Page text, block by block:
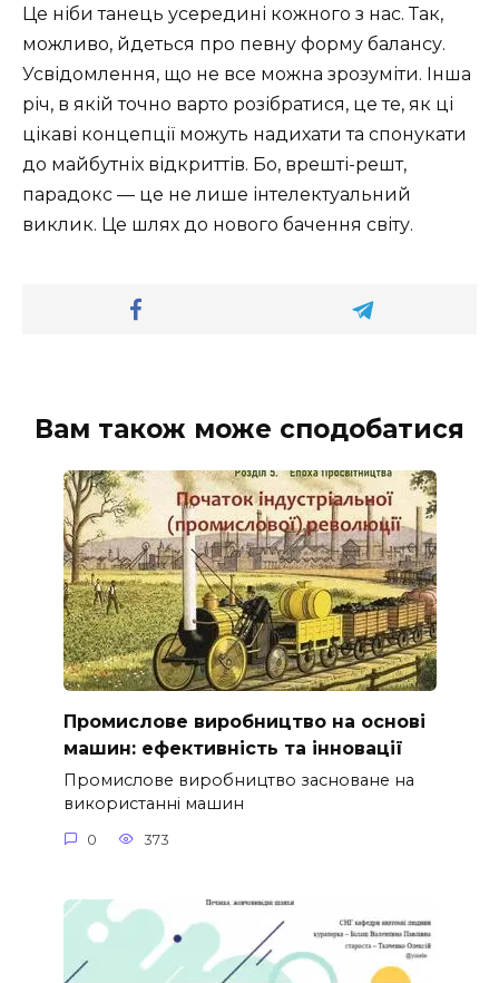
Це ніби танець усередині кожного з нас. Так,
можливо, йдеться про певну форму балансу.
Усвідомлення, що не все можна зрозуміти. Інша
річ, в якій точно варто розібратися, це те, як ці
цікаві концепції можуть надихати та спонукати
до майбутніх відкриттів. Бо, врешті-решт,
парадокс — це не лише інтелектуальний
виклик. Це шлях до нового бачення світу.
Вам також може сподобатися
Промислове виробництво на основі
машин: ефективність та інновації
Промислове виробництво засноване на
використанні машин
0 373